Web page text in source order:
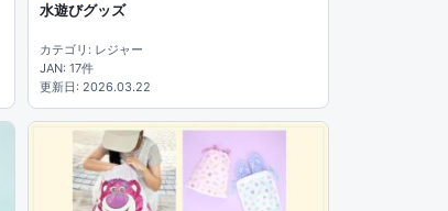
水遊びグッズ
カテゴリ: レジャー
JAN: 17件
更新日: 2026.03.22